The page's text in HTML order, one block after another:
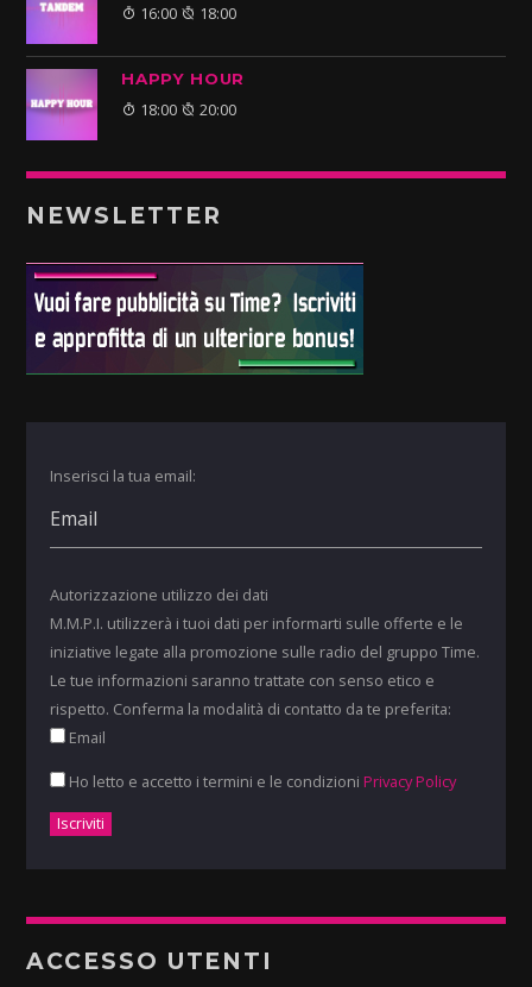
16:00 18:00
HAPPY HOUR
18:00 20:00
NEWSLETTER
Inserisci la tua email:
Autorizzazione utilizzo dei dati
M.M.P.I. utilizzerà i tuoi dati per informarti sulle offerte e le
iniziative legate alla promozione sulle radio del gruppo Time.
Le tue informazioni saranno trattate con senso etico e
rispetto. Conferma la modalità di contatto da te preferita:
Email
Ho letto e accetto i termini e le condizioni Privacy Policy
ACCESSO UTENTI